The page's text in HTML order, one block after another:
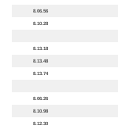
8.06.56
8.10.28
8.13.18
8.13.48
8.13.74
8.06.26
8.10.98
8.12.30